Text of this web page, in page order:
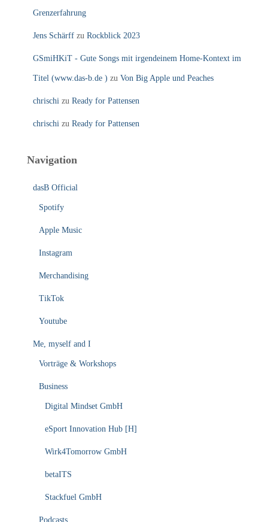
Grenzerfahrung
Jens Schärff zu Rockblick 2023
GSmiHKiT - Gute Songs mit irgendeinem Home-Kontext im
Titel (www.das-b.de ) zu Von Big Apple und Peaches
chrischi zu Ready for Pattensen
chrischi zu Ready for Pattensen
Navigation
dasB Official
Spotify
Apple Music
Instagram
Merchandising
TikTok
Youtube
Me, myself and I
Vorträge & Workshops
Business
Digital Mindset GmbH
eSport Innovation Hub [H]
Wirk4Tomorrow GmbH
betaITS
Stackfuel GmbH
Podcasts